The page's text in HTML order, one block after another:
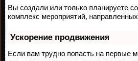
Вы создали или только планируете
комплекс мероприятий,
Ускорение продвижения
Если вам трудно попасть на первые